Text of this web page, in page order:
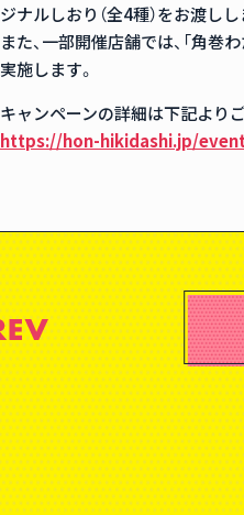
ジナルしおり（全4種）をお渡しし
また、一部開催店舗では、「角巻
実施します。
キャンペーンの詳細は下記より
https://hon-hikidashi.jp/